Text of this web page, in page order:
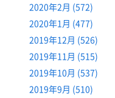
2020年2月 (572)
2020年1月 (477)
2019年12月 (526)
2019年11月 (515)
2019年10月 (537)
2019年9月 (510)